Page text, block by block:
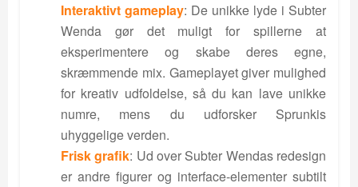
Interaktivt gameplay: De unikke lyde i Subter
Wenda gør det muligt for spillerne at
eksperimentere og skabe deres egne,
skræmmende mix. Gameplayet giver mulighed
for kreativ udfoldelse, så du kan lave unikke
numre, mens du udforsker Sprunkis
uhyggelige verden.
Frisk grafik: Ud over Subter Wendas redesign
er andre figurer og interface-elementer subtilt